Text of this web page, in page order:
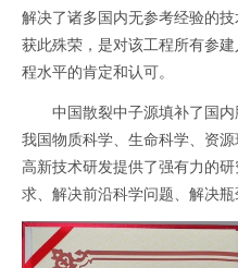
解决了诸多国内无参考经验的
获此殊荣，是对该工程所有参
程水平的肯定和认可。
中国散裂中子源填补了国
我国物质科学、生命科学、资
高新技术研发提供了强有力的
求、解决前沿科学问题、解决瓶